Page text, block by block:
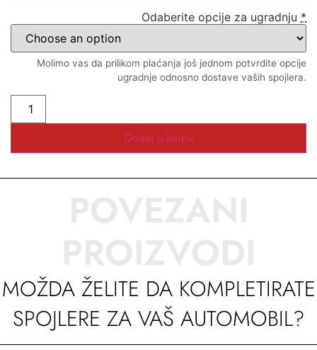
Odaberite opcije za ugradnju *
Molimo vas da prilikom plaćanja još jednom potvrdite opcije
ugradnje odnosno dostave vaših spojlera.
Dodaj u korpu
MOŽDA ŽELITE DA KOMPLETIRATE
SPOJLERE ZA VAŠ AUTOMOBIL?